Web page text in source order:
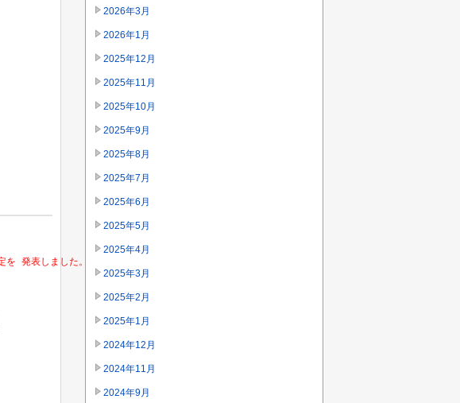
2026年3月
2026年1月
2025年12月
2025年11月
2025年10月
2025年9月
2025年8月
2025年7月
2025年6月
2025年5月
2025年4月
2025年3月
2025年2月
2025年1月
2024年12月
2024年11月
2024年9月